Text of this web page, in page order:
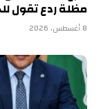
مظلة ردع تقول
8 أغسطس، 2026